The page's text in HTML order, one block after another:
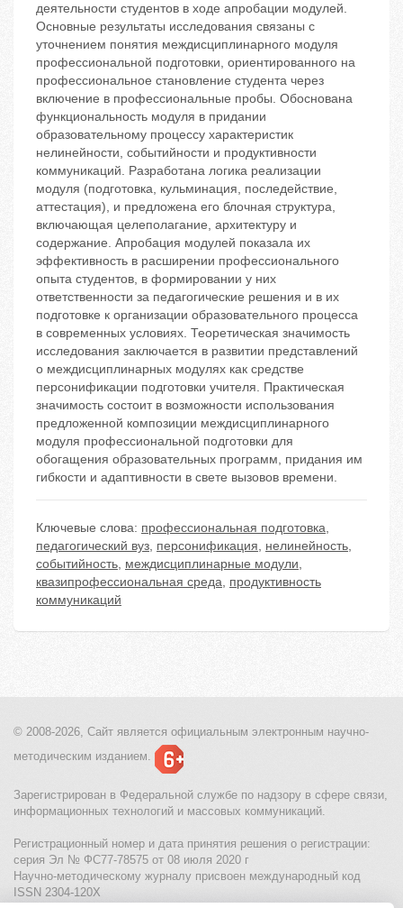
деятельности студентов в ходе апробации модулей.
Основные результаты исследования связаны с
уточнением понятия междисциплинарного модуля
профессиональной подготовки, ориентированного на
профессиональное становление студента через
включение в профессиональные пробы. Обоснована
функциональность модуля в придании
образовательному процессу характеристик
нелинейности, событийности и продуктивности
коммуникаций. Разработана логика реализации
модуля (подготовка, кульминация, последействие,
аттестация), и предложена его блочная структура,
включающая целеполагание, архитектуру и
содержание. Апробация модулей показала их
эффективность в расширении профессионального
опыта студентов, в формировании у них
ответственности за педагогические решения и в их
подготовке к организации образовательного процесса
в современных условиях. Теоретическая значимость
исследования заключается в развитии представлений
о междисциплинарных модулях как средстве
персонификации подготовки учителя. Практическая
значимость состоит в возможности использования
предложенной композиции междисциплинарного
модуля профессиональной подготовки для
обогащения образовательных программ, придания им
гибкости и адаптивности в свете вызовов времени.
Ключевые слова: профессиональная подготовка,
педагогический вуз, персонификация, нелинейность,
событийность, междисциплинарные модули,
квазипрофессиональная среда, продуктивность
коммуникаций
© 2008-2026, Сайт является официальным электронным научно-
методическим изданием.
Зарегистрирован в Федеральной службе по надзору в сфере связи,
информационных технологий и массовых коммуникаций.
Регистрационный номер и дата принятия решения о регистрации:
серия Эл № ФС77-78575 от 08 июля 2020 г
Научно-методическому журналу присвоен международный код
ISSN 2304-120X